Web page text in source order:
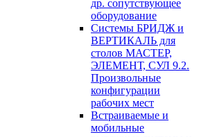
др. сопутствующее
оборудование
Системы БРИДЖ и
ВЕРТИКАЛЬ для
столов МАСТЕР,
ЭЛЕМЕНТ, СУЛ 9.2.
Произвольные
конфигурации
рабочих мест
Встраиваемые и
мобильные